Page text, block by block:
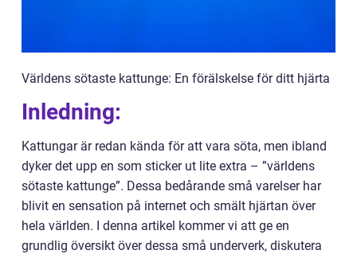
Världens sötaste kattunge: En förälskelse för ditt hjärta
Inledning:
Kattungar är redan kända för att vara söta, men ibland
dyker det upp en som sticker ut lite extra – ”världens
sötaste kattunge”. Dessa bedårande små varelser har
blivit en sensation på internet och smält hjärtan över
hela världen. I denna artikel kommer vi att ge en
grundlig översikt över dessa små underverk, diskutera